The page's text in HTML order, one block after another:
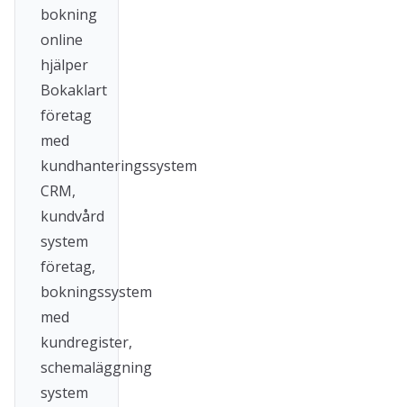
bokning
online
hjälper
Bokaklart
företag
med
kundhanteringssystem
CRM,
kundvård
system
företag,
bokningssystem
med
kundregister,
schemaläggning
system